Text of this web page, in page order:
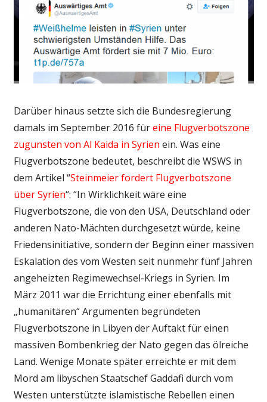
Darüber hinaus setzte sich die Bundesregierung
damals im September 2016 füreine Flugverbotszone
zugunsten von Al Kaida in Syrien ein. Was eine
Flugverbotszone bedeutet, beschreibt die WSWS in
dem Artikel “Steinmeier fordert Flugverbotszone
über Syrien“: “In Wirklichkeit wäre eine
Flugverbotszone, die von den USA, Deutschland oder
anderen Nato-Mächten durchgesetzt würde, keine
Friedensinitiative, sondern der Beginn einer massiven
Eskalation des vom Westen seit nunmehr fünf Jahren
angeheizten Regimewechsel-Kriegs in Syrien. Im
März 2011 war die Errichtung einer ebenfalls mit
„humanitären“ Argumenten begründeten
Flugverbotszone in Libyen der Auftakt für einen
massiven Bombenkrieg der Nato gegen das ölreiche
Land. Wenige Monate später erreichte er mit dem
Mord am libyschen Staatschef Gaddafi durch vom
Westen unterstützte islamistische Rebellen einen